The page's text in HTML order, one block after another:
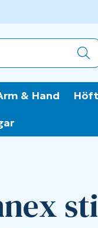
& Hand